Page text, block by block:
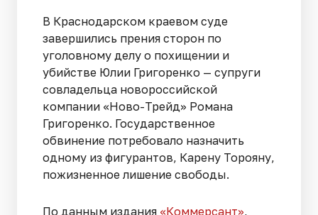
В Краснодарском краевом суде
завершились прения сторон по
уголовному делу о похищении и
убийстве Юлии Григоренко — супруги
совладельца новороссийской
компании «Ново-Трейд» Романа
Григоренко. Государственное
обвинение потребовало назначить
одному из фигурантов, Карену Торояну,
пожизненное лишение свободы.
По данным издания «Коммерсант»,